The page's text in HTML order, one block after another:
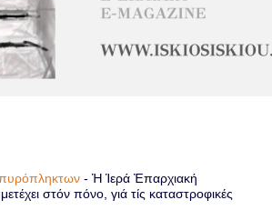
πυρόπληκτων-Ἡ Ἱερά Ἐπαρχιακή
στόν πόνο, γιά τίς καταστροφικές